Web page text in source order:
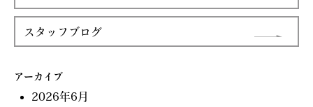
スタッフブログ
アーカイブ
2026年6月